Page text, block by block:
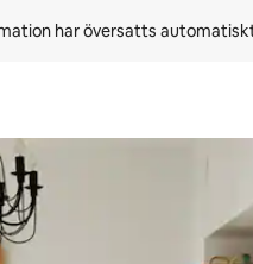
har översatts